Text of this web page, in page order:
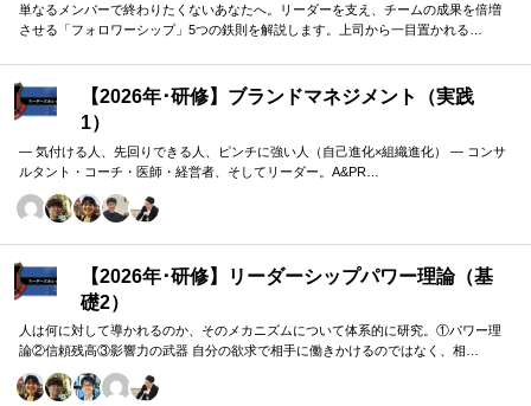
単なるメンバーで終わりたくないあなたへ。リーダーを支え、チームの成果を倍増
させる「フォロワーシップ」5つの鉄則を解説します。上司から一目置かれる…
【2026年･研修】ブランドマネジメント（実践
1）
― 気付ける人、先回りできる人、ピンチに強い人（自己進化×組織進化） ― コンサ
ルタント・コーチ・医師・経営者、そしてリーダー。A&PR…
【2026年･研修】リーダーシップパワー理論（基
礎2）
人は何に対して導かれるのか、そのメカニズムについて体系的に研究。①パワー理
論②信頼残高③影響力の武器 自分の欲求で相手に働きかけるのではなく、相…